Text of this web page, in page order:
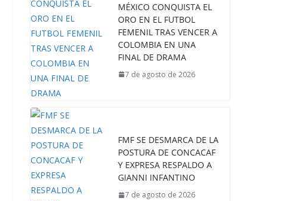
MÉXICO CONQUISTA EL
ORO EN EL FUTBOL
FEMENIL TRAS VENCER A
COLOMBIA EN UNA
FINAL DE DRAMA
7 de agosto de 2026
FMF SE DESMARCA DE LA
POSTURA DE CONCACAF
Y EXPRESA RESPALDO A
GIANNI INFANTINO
7 de agosto de 2026